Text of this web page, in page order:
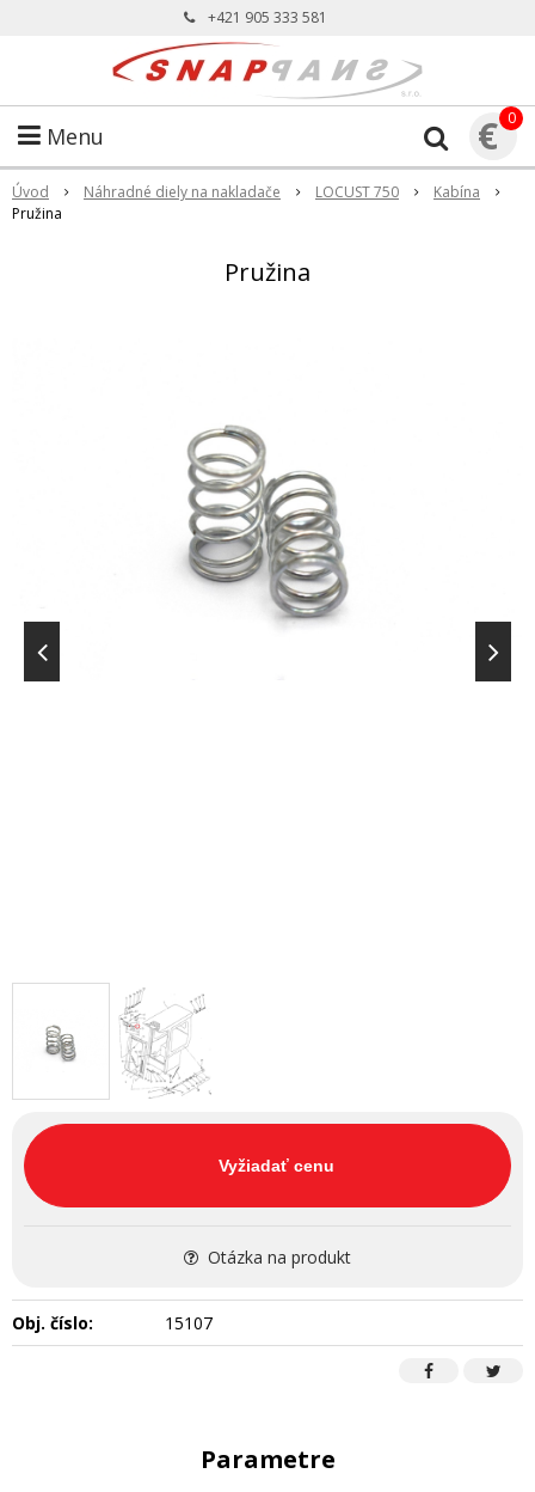
+421 905 333 581
Menu € 0
Úvod Náhradné diely na nakladače LOCUST 750
Kabína
Pružina
Pružina
Vyžiadať cenu
Otázka na produkt
Obj. číslo: 15107
Parametre